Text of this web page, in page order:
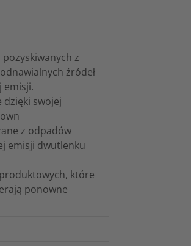
z
źródeł
emisji.
swojej
z odpadów
emisji dwutlenku
które
ponowne